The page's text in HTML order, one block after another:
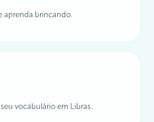
aprenda brincando.
vocabulário em Libras.